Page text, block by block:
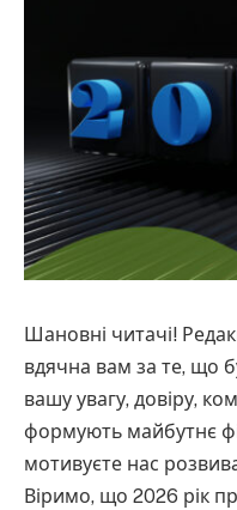
Шановні читачі!
вдячна вам за те, що
вашу увагу, довіру,
формують майбутнє
мотивуєте нас
Віримо, що 2026 рік